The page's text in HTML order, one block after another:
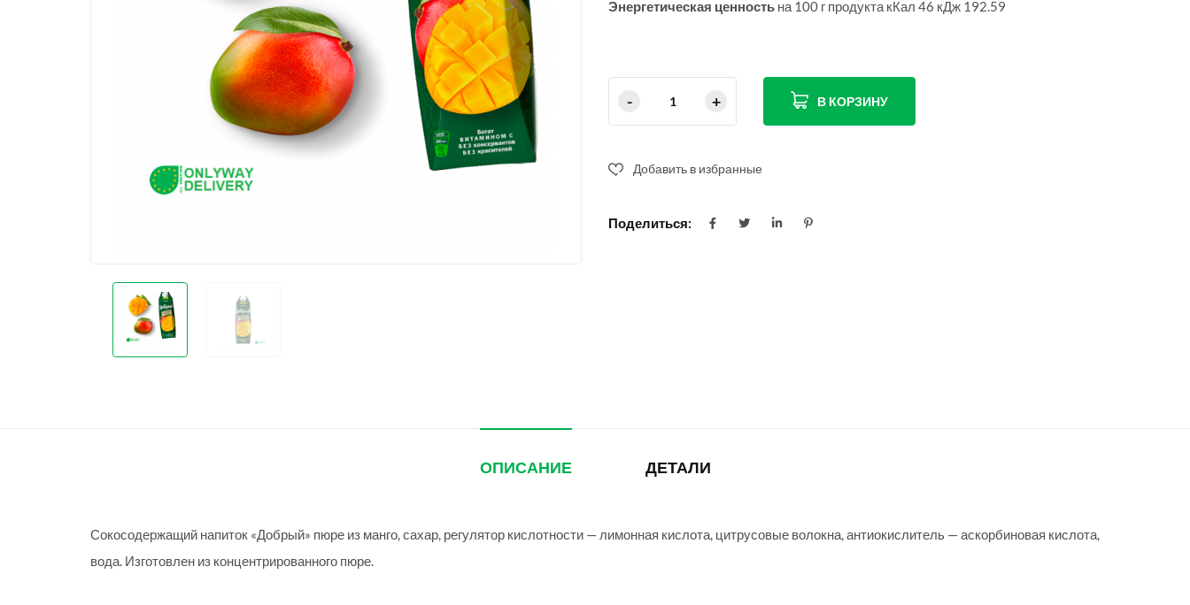
Энергетическая ценность на 100 г продукта кКал 46 кДж 192.59
В КОРЗИНУ
Добавить в избранные
Поделиться:
ОПИСАНИЕ ДЕТАЛИ
Сокосодержащий напиток «Добрый» пюре из манго, сахар, регулятор кислотности — лимонная кислота, цитрусовые волокна, антиокислитель — аскорбиновая кислота,
вода. Изготовлен из концентрированного пюре.